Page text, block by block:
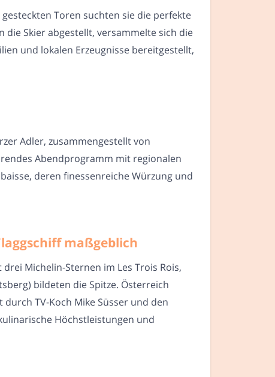
Toren suchten sie die perfekte
die Skier abgestellt, versammelte sich die
und lokalen Erzeugnisse bereitgestellt,
Adler, zusammengestellt von
Abendprogramm mit regionalen
deren finessenreiche Würzung und
maßgeblich
Michelin-Sternen im Les Trois Rois,
bildeten die Spitze. Österreich
TV-Koch Mike Süsser und den
Höchstleistungen und